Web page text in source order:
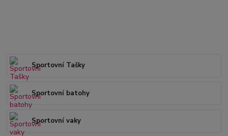
Sportovní Tašky
Sportovní batohy
Sportovní vaky